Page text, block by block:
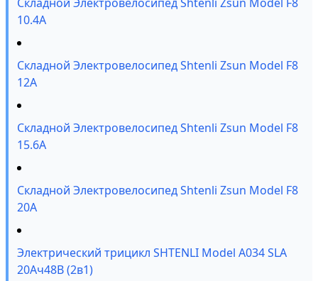
10.4A
Складной Электровелосипед Shtenli Zsun Model F8
12А
Складной Электровелосипед Shtenli Zsun Model F8
15.6А
Складной Электровелосипед Shtenli Zsun Model F8
20А
Электрический трицикл SHTENLI Model А034 SLA
20Ач48В (2в1)